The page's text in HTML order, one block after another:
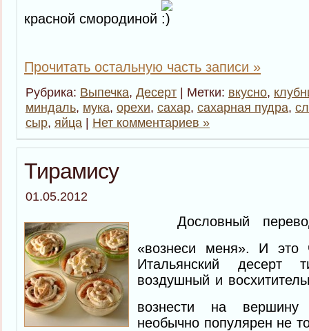
красной смородиной
Прочитать остальную часть записи »
Рубрика: Выпечка, Десерт | Метки: вкусно,
миндаль, мука, орехи, сахар, сахарная пудра,
сыр, яйца | Нет комментариев »
Тирамису
01.05.2012
Дословный
«вознеси меня». И это
Итальянский десерт
воздушный и
вознести на
необычно популярен не